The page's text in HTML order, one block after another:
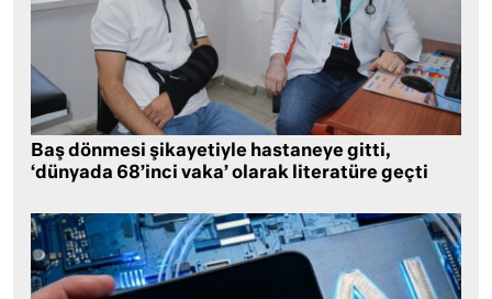
Baş dönmesi şikayetiyle hastaneye gitti,
‘dünyada 68’inci vaka’ olarak literatüre geçti